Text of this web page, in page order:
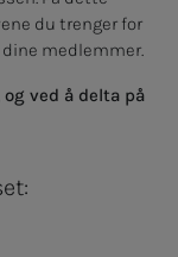
du trenger for
medlemmer.
ved å delta på